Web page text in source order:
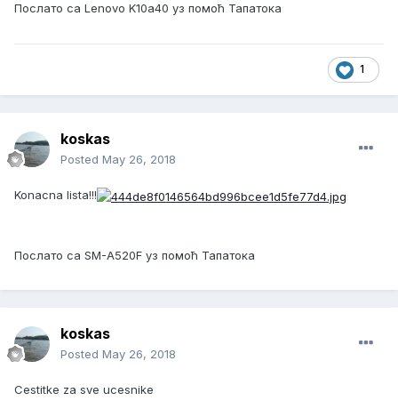
Послато са Lenovo K10a40 уз помоћ Тапатока
1
koskas
Posted May 26, 2018
Konacna lista!!!
Послато са SM-A520F уз помоћ Тапатока
koskas
Posted May 26, 2018
Cestitke za sve ucesnike